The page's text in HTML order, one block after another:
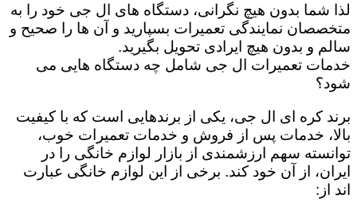
لذا شما بدون هیچ نگرانی، دستگاه های ال جی خود را به
متخصصان نمایندگی تعمیرات بسپارید و آن ها را صحیح و
سالم و بدون هیچ ایرادی تحویل بگیرید.
خدمات تعمیرات ال جی شامل چه دستگاه هایی می
شود؟
برند کره ای ال جی، یکی از برندهایی است که با کیفیت
بالا، خدمات پس از فروش و خدمات تعمیرات خوب،
توانسته سهم ارزشمندی از بازار لوازم خانگی را در
ایران، از آن خود کند. برخی از این لوازم خانگی عبارت
اند از: